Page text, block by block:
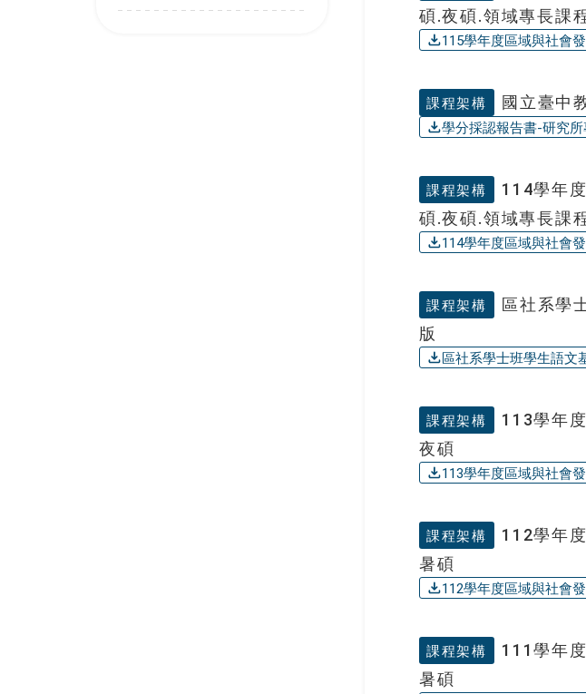
碩.夜碩.領域專長課
115學年度區域與社會
課程架構 國立臺中
學分採認報告書-研究
課程架構
114學年
碩.夜碩.領域專長課
114學年度區域與社會
課程架構
區社系學
版
區社系學士班學生語文
課程架構
113學年
夜碩
113學年度區域與社會
課程架構
112學年
暑碩
112學年度區域與社會
課程架構
111學年
暑碩